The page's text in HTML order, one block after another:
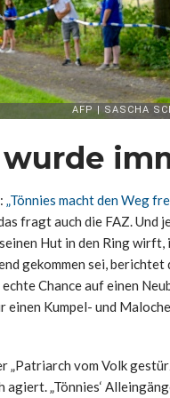
„Tönnies macht den Weg
fragt auch die FAZ. Und
Hut in den Ring wirft,
gekommen sei, berichtet
Chance auf einen
Kumpel- und
„Patriarch vom Volk
„Tönnies‘